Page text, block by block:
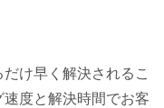
け早く解決されるこ
度と解決時間でお客